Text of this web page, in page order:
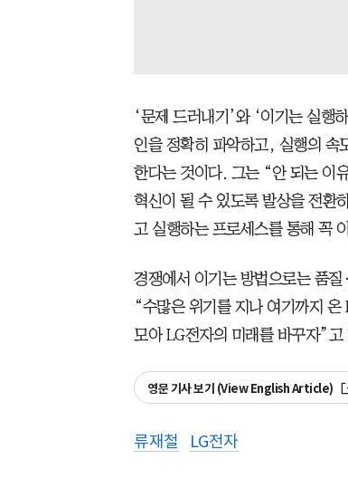
‘문제 드러내기’와 ‘이기는 실행
인을 정확히 파악하고, 실행의 속
한다는 것이다. 그는 “안 되는 이
혁신이 될 수 있도록 발상을 전환
고 실행하는 프로세스를 통해 꼭
경쟁에서 이기는 방법으로는 품
“수많은 위기를 지나 여기까지
모아 LG전자의 미래를 바꾸자”고
영문 기사 보기 (View English Article)
류재철 LG전자